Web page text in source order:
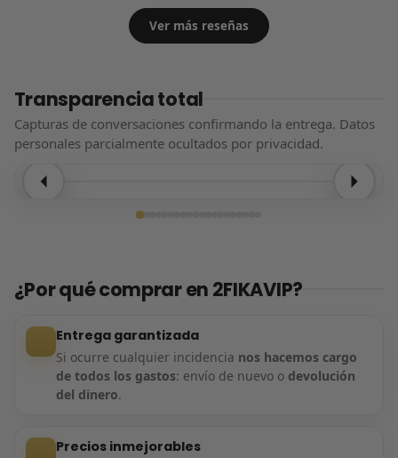
Ver más reseñas
Transparencia total
Capturas de conversaciones confirmando la entrega. Datos
personales parcialmente ocultados por privacidad.
¿Por qué comprar en 2FIKAVIP?
Entrega garantizada
Si ocurre cualquier incidencia nos hacemos cargo
de todos los gastos: envío de nuevo o devolución
del dinero.
Precios inmejorables